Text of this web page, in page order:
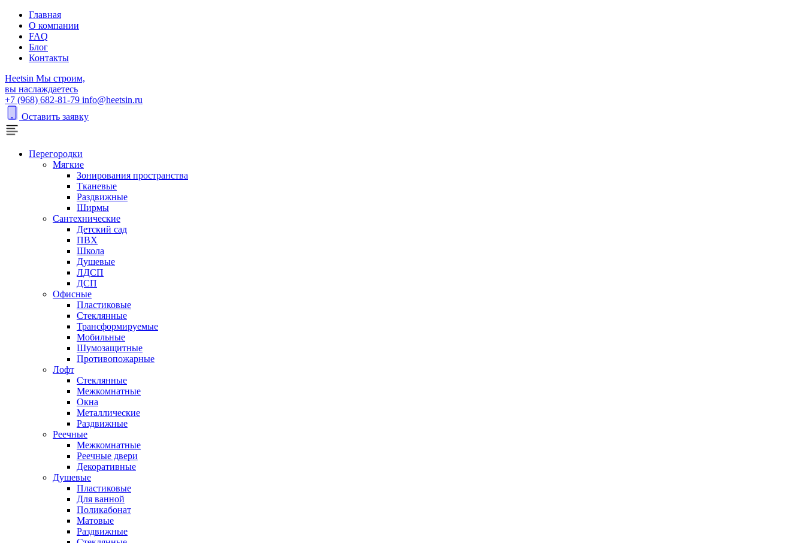
Главная
О компании
FAQ
Блог
Контакты
Heetsin Мы строим,
вы наслаждаетесь
+7 (968) 682-81-79 info@heetsin.ru
Оставить заявку
Перегородки
Мягкие
Зонирования пространства
Тканевые
Раздвижные
Ширмы
Сантехнические
Детский сад
ПВХ
Школа
Душевые
ЛДСП
ДСП
Офисные
Пластиковые
Стеклянные
Трансформируемые
Мобильные
Шумозащитные
Противопожарные
Лофт
Стеклянные
Межкомнатные
Окна
Металлические
Раздвижные
Реечные
Межкомнатные
Реечные двери
Декоративные
Душевые
Пластиковые
Для ванной
Поликабонат
Матовые
Раздвижные